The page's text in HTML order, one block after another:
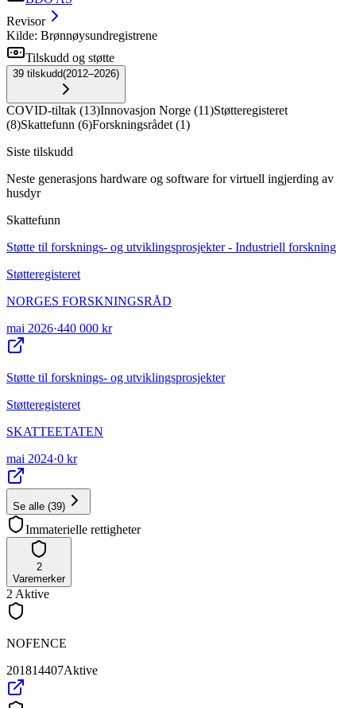
Revisor
Kilde: Brønnøysundregistrene
Tilskudd og støtte
39 tilskudd(2012–2026)
COVID-tiltak (13)Innovasjon Norge (11)Støtteregisteret
(8)Skattefunn (6)Forskningsrådet (1)
Siste tilskudd
Neste generasjons hardware og software for virtuell ingjerding av
husdyr
Skattefunn
Støtte til forsknings- og utviklingsprosjekter - Industriell forskning
Støtteregisteret
NORGES FORSKNINGSRÅD
mai 2026·440 000 kr
Støtte til forsknings- og utviklingsprosjekter
Støtteregisteret
SKATTEETATEN
mai 2024·0 kr
Se alle (39)
Immaterielle rettigheter
2
Varemerker
2 Aktive
NOFENCE
201814407Aktive